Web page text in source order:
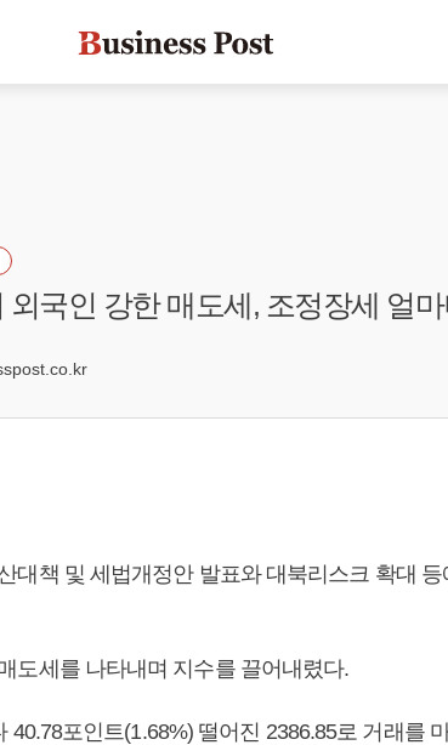
외국인 강한 매도세, 조정장세 얼
대책 및 세법개정안 발표와 대북리스크 확대
도세를 나타내며 지수를 끌어내렸다.
40.78포인트(1.68%) 떨어진 2386.85로 거래를